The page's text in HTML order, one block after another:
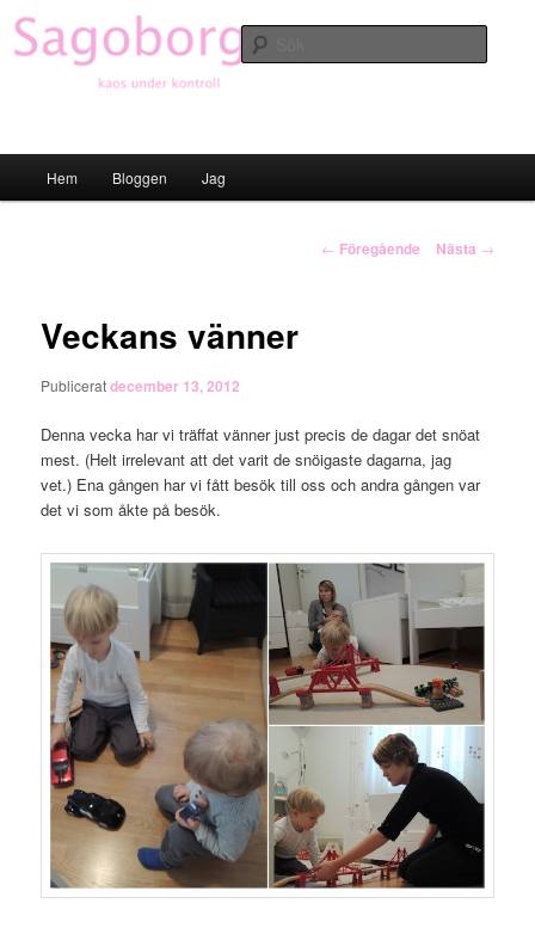
Hoppa
till
primärt
Hem Bloggen Jag
Inläggsnavigering
← Föregående Nästa →
Veckans vänner
Publiceratdecember 13, 2012
Denna vecka har vi träffat vänner just precis de dagar det snöat
mest. (Helt irrelevant att det varit de snöigaste dagarna, jag
vet.) Ena gången har vi fått besök till oss och andra gången var
det vi som åkte på besök.